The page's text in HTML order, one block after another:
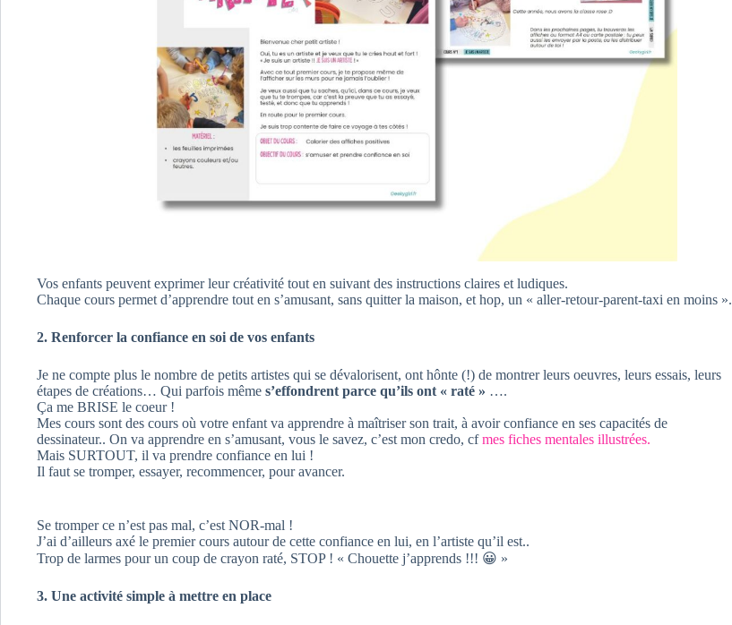
Vos enfants peuvent exprimer leur créativité tout en suivant des instructions claires et ludiques.
Chaque cours permet d’apprendre tout en s’amusant, sans quitter la maison, et hop, un « aller-retour-parent-taxi en moins ».
2. Renforcer la confiance en soi de vos enfants
Je ne compte plus le nombre de petits artistes qui se dévalorisent, ont hônte (!) de montrer leurs oeuvres, leurs essais, leurs
étapes de créations… Qui parfois même s’effondrent parce qu’ils ont « raté » ….
Ça me BRISE le coeur !
Mes cours sont des cours où votre enfant va apprendre à maîtriser son trait, à avoir confiance en ses capacités de
dessinateur.. On va apprendre en s’amusant, vous le savez, c’est mon credo, cfmes fiches mentales illustrées.
Mais SURTOUT, il va prendre confiance en lui !
Il faut se tromper, essayer, recommencer, pour avancer.
Se tromper ce n’est pas mal, c’est NOR-mal !
J’ai d’ailleurs axé le premier cours autour de cette confiance en lui, en l’artiste qu’il est..
Trop de larmes pour un coup de crayon raté, STOP ! « Chouette j’apprends !!! 😀 »
3. Une activité simple à mettre en place